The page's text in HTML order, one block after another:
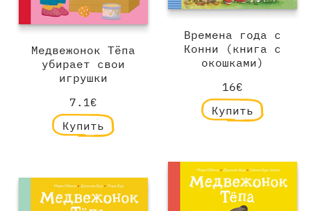
Времена года с
Конни (книга с
окошками)
16€
Купить
Медвежонок Тёпа
убирает свои
игрушки
7.1€
Купить